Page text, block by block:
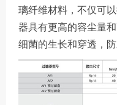
璃纤维材料，不仅可
器具有更高的容尘量
细菌的生长和穿透，防